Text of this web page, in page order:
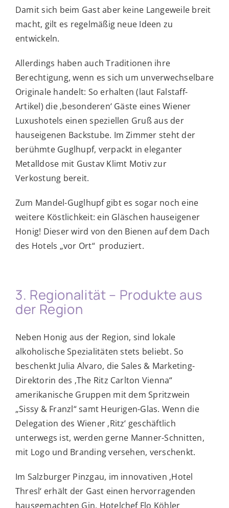
Damit sich beim Gast aber keine Langeweile breit
macht, gilt es regelmäßig neue Ideen zu
entwickeln.
Allerdings haben auch Traditionen ihre
Berechtigung, wenn es sich um unverwechselbare
Originale handelt: So erhalten (laut Falstaff-
Artikel) die ‚besonderen‘ Gäste eines Wiener
Luxushotels einen speziellen Gruß aus der
hauseigenen Backstube. Im Zimmer steht der
berühmte Guglhupf, verpackt in eleganter
Metalldose mit Gustav Klimt Motiv zur
Verkostung bereit.
Zum Mandel-Guglhupf gibt es sogar noch eine
weitere Köstlichkeit: ein Gläschen hauseigener
Honig! Dieser wird von den Bienen auf dem Dach
des Hotels „vor Ort“ produziert.
3. Regionalität – Produkte aus
der Region
Neben Honig aus der Region, sind lokale
alkoholische Spezialitäten stets beliebt. So
beschenkt Julia Alvaro, die Sales & Marketing-
Direktorin des ‚The Ritz Carlton Vienna“
amerikanische Gruppen mit dem Spritzwein
„Sissy & Franzl“ samt Heurigen-Glas. Wenn die
Delegation des Wiener ‚Ritz‘ geschäftlich
unterwegs ist, werden gerne Manner-Schnitten,
mit Logo und Branding versehen, verschenkt.
Im Salzburger Pinzgau, im innovativen ‚Hotel
Thresl‘ erhält der Gast einen hervorragenden
hausgemachten Gin. Hotelchef Flo Köhler